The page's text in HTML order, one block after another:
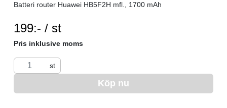
Batteri router Huawei HB5F2H mfl., 1700 mAh
199:- / stSEK per ST
Pris inklusive moms
st
Köp nu